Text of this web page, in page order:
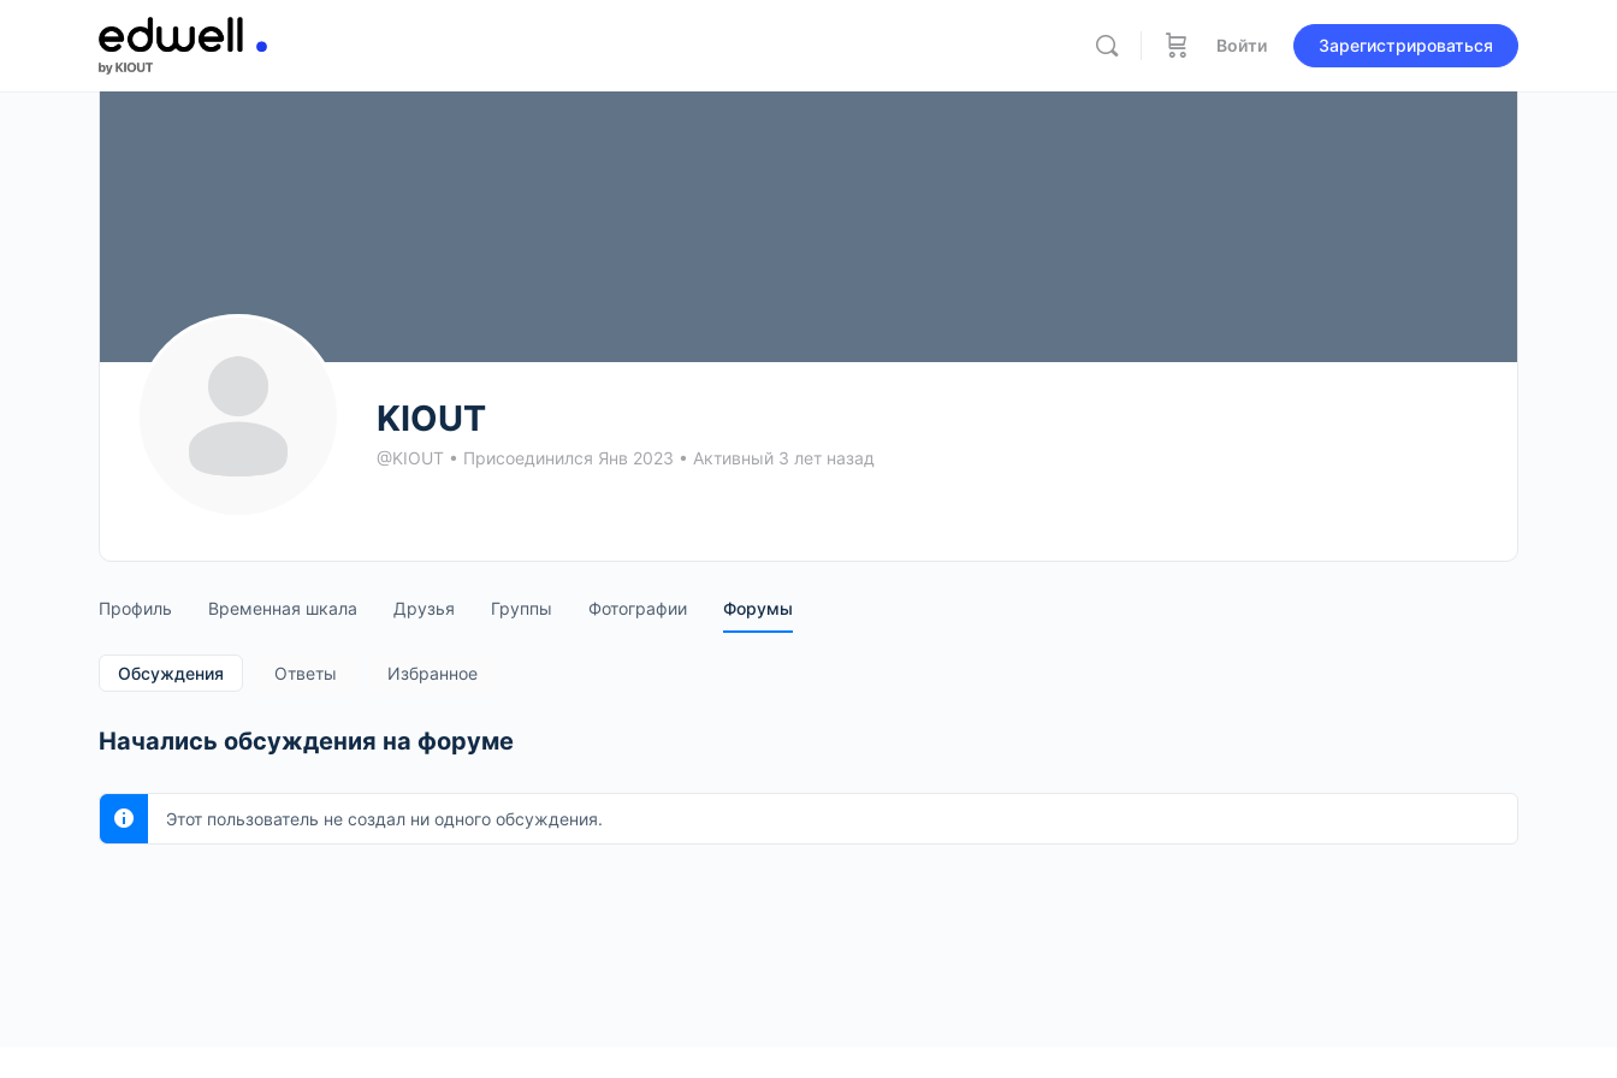
Войти Зарегистрироваться
KIOUT
@KIOUT • Присоединился Янв 2023 • Активный 3 лет назад
Профиль Временная шкала Друзья Группы Фотографии Форумы
Обсуждения Ответы Избранное
Начались обсуждения на форуме
Этот пользователь не создал ни одного обсуждения.